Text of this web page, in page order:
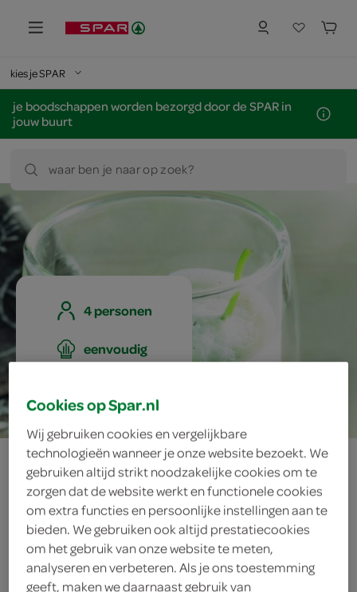
kies je SPAR
je boodschappen worden bezorgd door de SPAR in
jouw buurt
waar ben je naar op zoek?
4 personen
eenvoudig
kokos 'delight'
ingrediënten
Cookies op Spar.nl
Wij gebruiken cookies en vergelijkbare
technologieën wanneer je onze website bezoekt. We
gebruiken altijd strikt noodzakelijke cookies om te
zorgen dat de website werkt en functionele cookies
om extra functies en persoonlijke instellingen aan te
bieden. We gebruiken ook altijd prestatiecookies
om het gebruik van onze website te meten,
analyseren en verbeteren. Als je ons toestemming
geeft, maken we daarnaast gebruik van